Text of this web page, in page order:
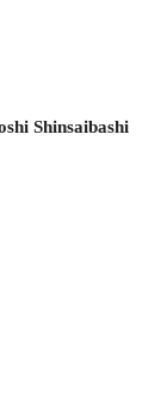
Shinsaibashi